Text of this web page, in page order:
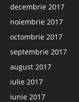
decembrie 2017
noiembrie 2017
octombrie 2017
septembrie 2017
august 2017
iulie 2017
iunie 2017